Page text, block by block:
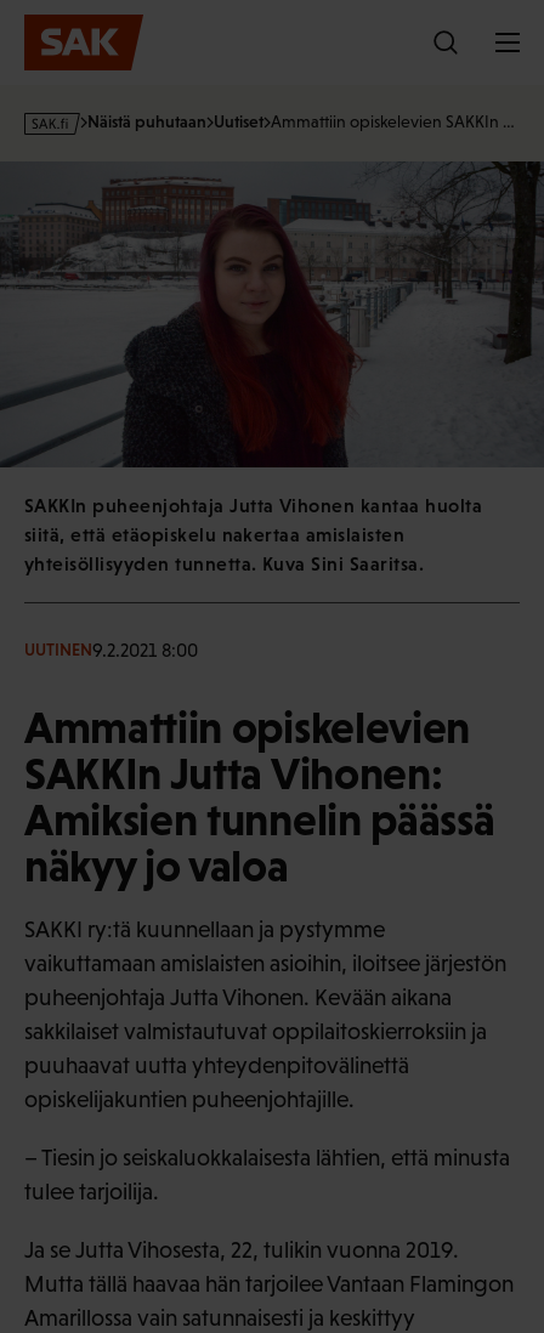
Hyppää
sisältöön
s
i
Näistä puhutaan Uutiset Ammattiin opiskelevien SAKKIn …
SAKKIn puheenjohtaja Jutta Vihonen kantaa huolta
siitä, että etäopiskelu nakertaa amislaisten
yhteisöllisyyden tunnetta. Kuva Sini Saaritsa.
UUTINEN9.2.2021 8:00
Ammattiin opiskelevien
SAKKIn Jutta Vihonen:
Amiksien tunnelin päässä
näkyy jo valoa
SAKKI ry:tä kuunnellaan ja pystymme
vaikuttamaan amislaisten asioihin, iloitsee järjestön
puheenjohtaja Jutta Vihonen. Kevään aikana
sakkilaiset valmistautuvat oppilaitoskierroksiin ja
puuhaavat uutta yhteydenpitovälinettä
opiskelijakuntien puheenjohtajille.
– Tiesin jo seiskaluokkalaisesta lähtien, että minusta
tulee tarjoilija.
Ja se Jutta Vihosesta, 22, tulikin vuonna 2019.
Mutta tällä haavaa hän tarjoilee Vantaan Flamingon
Amarillossa vain satunnaisesti ja keskittyy